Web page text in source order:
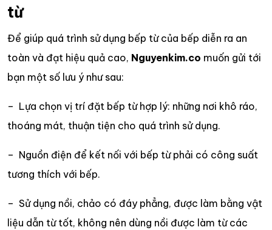
từ
Để giúp quá trình sử dụng bếp từ của bếp diễn ra an
toàn và đạt hiệu quả cao, Nguyenkim.co muốn gửi tới
bạn một số lưu ý như sau:
– Lựa chọn vị trí đặt bếp từ hợp lý: những nơi khô ráo,
thoáng mát, thuận tiện cho quá trình sử dụng.
– Nguồn điện để kết nối với bếp từ phải có công suất
tương thích với bếp.
– Sử dụng nồi, chảo có đáy phẳng, được làm bằng vật
liệu dẫn từ tốt, không nên dùng nồi được làm từ các